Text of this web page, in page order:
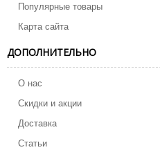
Популярные товары
Карта сайта
ДОПОЛНИТЕЛЬНО
О нас
Скидки и акции
Доставка
Статьи